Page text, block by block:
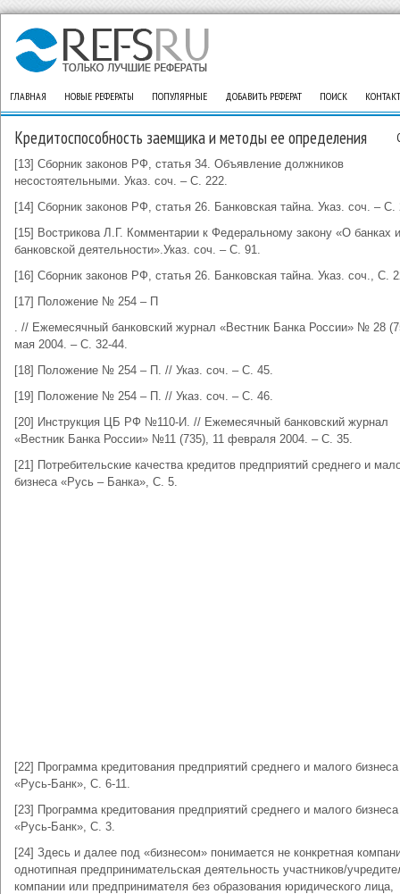
ГЛАВНАЯ НОВЫЕ РЕФЕРАТЫ ПОПУЛЯРНЫЕ ДОБАВИТЬ РЕФЕРАТ ПОИСК
Кредитоспособность заемщика и методы ее определения
[13] Сборник законов РФ, статья 34. Объявление должников
несостоятельными. Указ. соч. – С. 222.
[14] Сборник законов РФ, статья 26. Банковская тайна. Указ. соч. – С.
[15] Вострикова Л.Г. Комментарии к Федеральному закону «О банках и
банковской деятельности».Указ. соч. – С. 91.
[16] Сборник законов РФ, статья 26. Банковская тайна. Указ. соч., С.
[17] Положение № 254 – П
. // Ежемесячный банковский журнал «Вестник Банка России» № 28
мая 2004. – С. 32-44.
[18] Положение № 254 – П. // Указ. соч. – С. 45.
[19] Положение № 254 – П. // Указ. соч. – С. 46.
[20] Инструкция ЦБ РФ №110-И. // Ежемесячный банковский журнал
«Вестник Банка России» №11 (735), 11 февраля 2004. – С. 35.
[21] Потребительские качества кредитов предприятий среднего и
бизнеса «Русь – Банка», С. 5.
[22] Программа кредитования предприятий среднего и малого
«Русь-Банк», С. 6-11.
[23] Программа кредитования предприятий среднего и малого
«Русь-Банк», С. 3.
[24] Здесь и далее под «бизнесом» понимается не конкретная
однотипная предпринимательская деятельность участников/
компании или предпринимателя без образования юридического лица,